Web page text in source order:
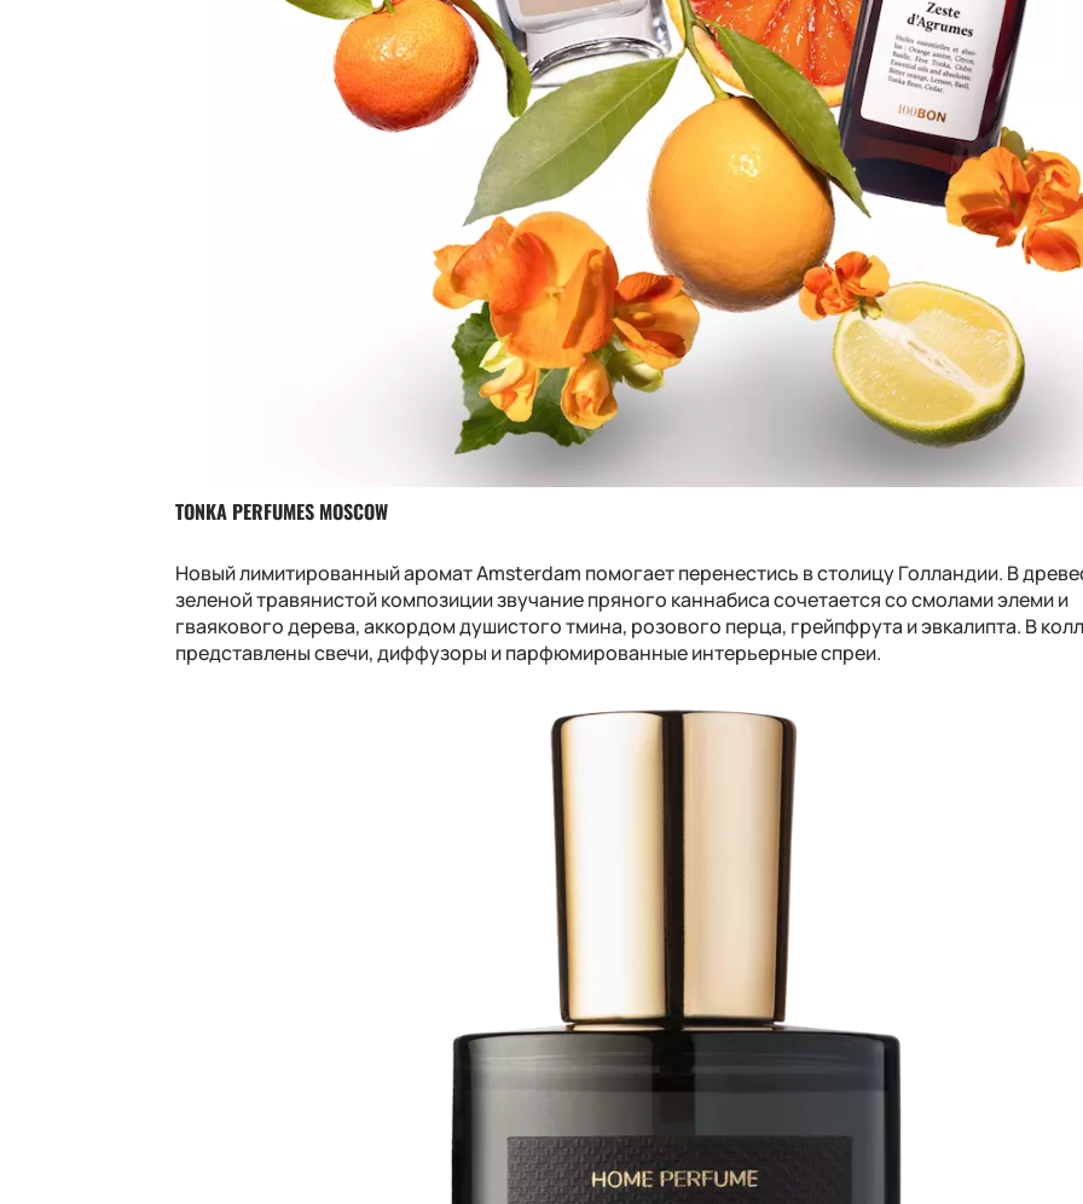
TONKA PERFUMES MOSCOW
Новый лимитированный аромат Amsterdam помогает перенестись в столицу Голландии. В
зеленой травянистой композиции звучание пряного каннабиса сочетается со смолами элеми и
гваякового дерева, аккордом душистого тмина, розового перца, грейпфрута и эвкалипта. В
представлены свечи, диффузоры и парфюмированные интерьерные спреи.